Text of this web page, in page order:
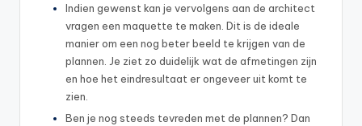
Indien gewenst kan je vervolgens aan de architect
vragen een maquette te maken. Dit is de ideale
manier om een nog beter beeld te krijgen van de
plannen. Je ziet zo duidelijk wat de afmetingen zijn
en hoe het eindresultaat er ongeveer uit komt te
zien.
Ben je nog steeds tevreden met de plannen? Dan